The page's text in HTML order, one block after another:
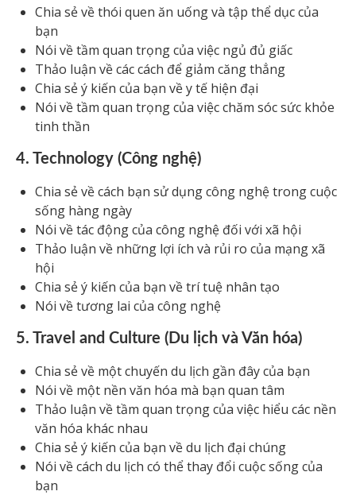
Chia sẻ về thói quen ăn uống và tập thể dục của
bạn
Nói về tầm quan trọng của việc ngủ đủ giấc
Thảo luận về các cách để giảm căng thẳng
Chia sẻ ý kiến của bạn về y tế hiện đại
Nói về tầm quan trọng của việc chăm sóc sức khỏe
tinh thần
4. Technology (Công nghệ)
Chia sẻ về cách bạn sử dụng công nghệ trong cuộc
sống hàng ngày
Nói về tác động của công nghệ đối với xã hội
Thảo luận về những lợi ích và rủi ro của mạng xã
hội
Chia sẻ ý kiến của bạn về trí tuệ nhân tạo
Nói về tương lai của công nghệ
5. Travel and Culture (Du lịch và Văn hóa)
Chia sẻ về một chuyến du lịch gần đây của bạn
Nói về một nền văn hóa mà bạn quan tâm
Thảo luận về tầm quan trọng của việc hiểu các nền
văn hóa khác nhau
Chia sẻ ý kiến của bạn về du lịch đại chúng
Nói về cách du lịch có thể thay đổi cuộc sống của
bạn